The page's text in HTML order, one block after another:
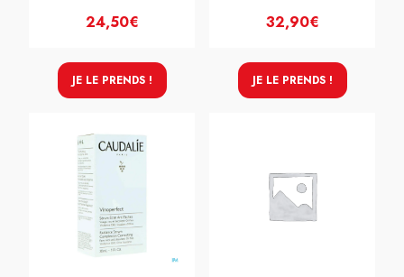
24,50€
JE LE PRENDS !
32,90€
JE LE PRENDS !